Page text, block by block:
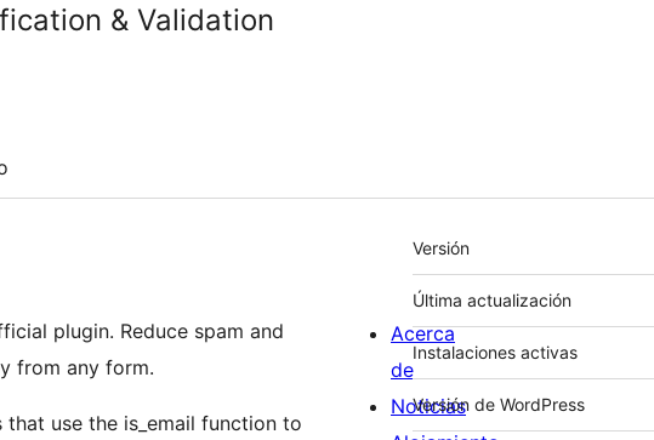
& Validation
plugin. Reduce spam and
from any form.
use the is_email function to
Meta
Versión
Última actualización
Instalaciones activas
Versión de WordPress
Acerca
de
Noticias